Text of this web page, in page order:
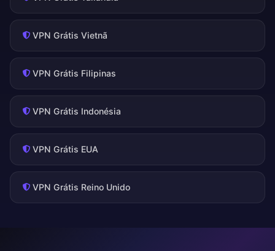
VPN Grátis Vietnã
VPN Grátis Filipinas
VPN Grátis Indonésia
VPN Grátis EUA
VPN Grátis Reino Unido